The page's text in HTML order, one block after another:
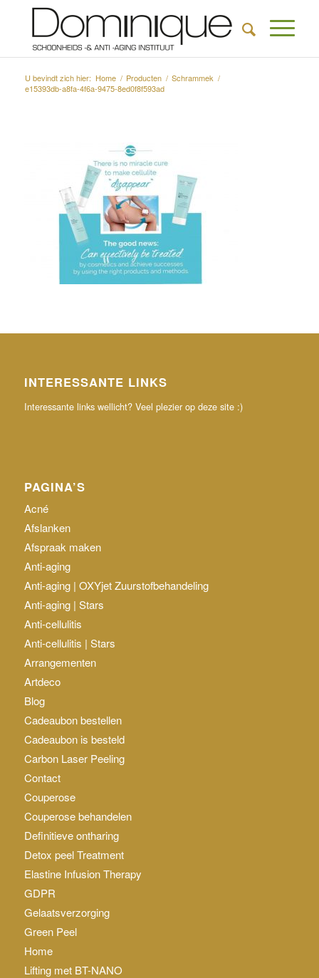
U bevindt zich hier: Home / Producten / Schrammek /
e15393db-a8fa-4f6a-9475-8ed0f8f593ad
INTERESSANTE LINKS
Interessante links wellicht? Veel plezier op deze site :)
PAGINA’S
Acné
Afslanken
Afspraak maken
Anti-aging
Anti-aging | OXYjet Zuurstofbehandeling
Anti-aging | Stars
Anti-cellulitis
Anti-cellulitis | Stars
Arrangementen
Artdeco
Blog
Cadeaubon bestellen
Cadeaubon is besteld
Carbon Laser Peeling
Contact
Couperose
Couperose behandelen
Definitieve ontharing
Detox peel Treatment
Elastine Infusion Therapy
GDPR
Gelaatsverzorging
Green Peel
Home
Lifting met BT-NANO